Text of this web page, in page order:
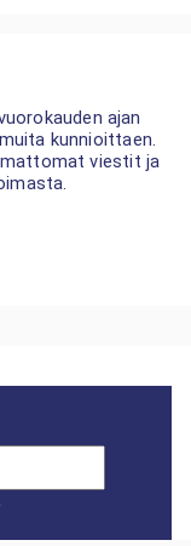
ajan
kunnioittaen.
viestit ja